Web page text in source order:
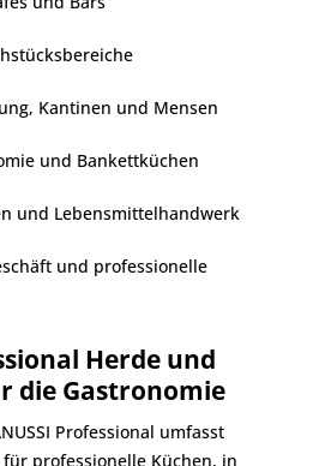
Kantinen und Mensen
und Bankettküchen
und Lebensmittelhandwerk
und professionelle
Herde und
die Gastronomie
Professional umfasst
professionelle Küchen, in